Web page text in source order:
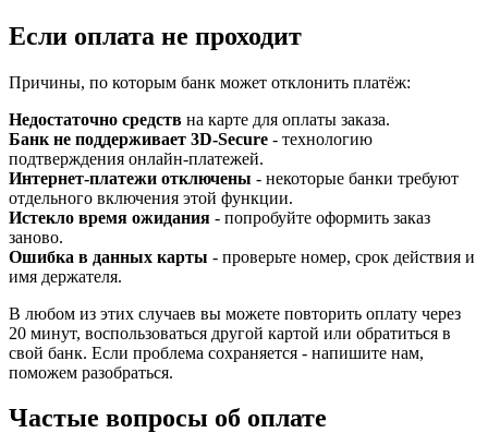
Если оплата не проходит
Причины, по которым банк может отклонить платёж:
Недостаточно средств на карте для оплаты заказа.
Банк не поддерживает 3D-Secure - технологию
подтверждения онлайн-платежей.
Интернет-платежи отключены - некоторые банки требуют
отдельного включения этой функции.
Истекло время ожидания - попробуйте оформить заказ
заново.
Ошибка в данных карты - проверьте номер, срок действия и
имя держателя.
В любом из этих случаев вы можете повторить оплату через
20 минут, воспользоваться другой картой или обратиться в
свой банк. Если проблема сохраняется - напишите нам,
поможем разобраться.
Частые вопросы об оплате